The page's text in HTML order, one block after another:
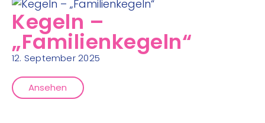
Kegeln –
„Familienkegeln“
12. September 2025
Ansehen